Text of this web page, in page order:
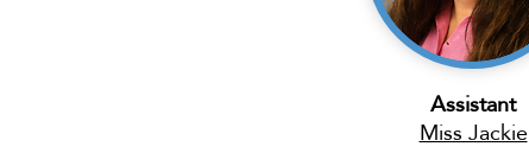
Assistant
Miss Jackie